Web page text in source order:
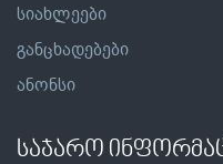
სიახლეები
განცხადებები
ანონსი
საჯარო